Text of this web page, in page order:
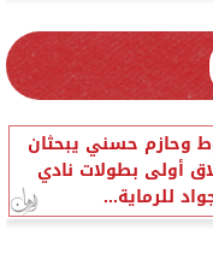
وحازم حسني يبحثان
أولى بطولات نادي
للرماية...